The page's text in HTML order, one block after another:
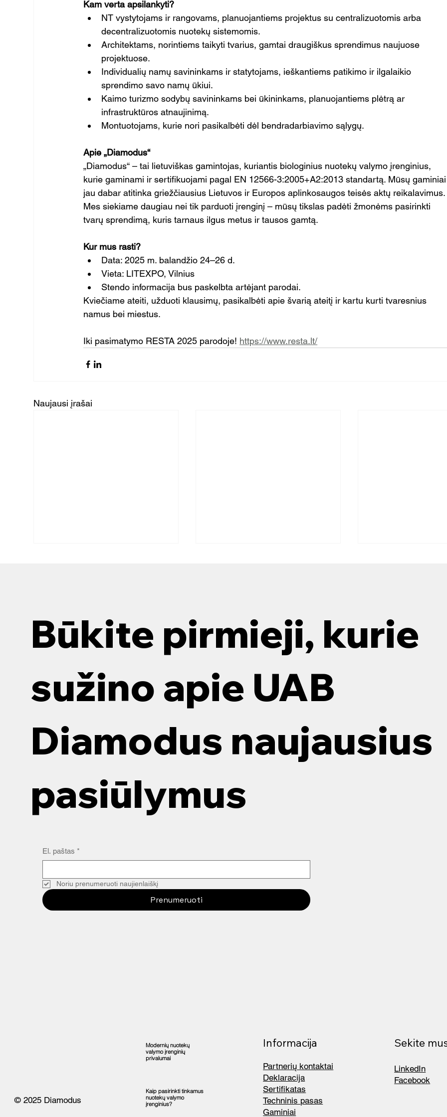
Kam verta apsilankyti?
NT vystytojams ir rangovams, planuojantiems projektus su centralizuotomis arba
decentralizuotomis nuotekų sistemomis.
Architektams, norintiems taikyti tvarius, gamtai draugiškus sprendimus naujuose
projektuose.
Individualių namų savininkams ir statytojams, ieškantiems patikimo ir ilgalaikio
sprendimo savo namų ūkiui.
Kaimo turizmo sodybų savininkams bei ūkininkams, planuojantiems plėtrą ar
infrastruktūros atnaujinimą.
Montuotojams, kurie nori pasikalbėti dėl bendradarbiavimo sąlygų.
Apie „Diamodus“
„Diamodus“ – tai lietuviškas gamintojas, kuriantis biologinius nuotekų valymo įrenginius,
kurie gaminami ir sertifikuojami pagal EN 12566-3:2005+A2:2013 standartą. Mūsų gaminiai
jau dabar atitinka griežčiausius Lietuvos ir Europos aplinkosaugos teisės aktų reikalavimus.
Mes siekiame daugiau nei tik parduoti įrenginį – mūsų tikslas padėti žmonėms pasirinkti
tvarų sprendimą, kuris tarnaus ilgus metus ir tausos gamtą.
Kur mus rasti?
Data: 2025 m. balandžio 24–26 d.
Vieta: LITEXPO, Vilnius
Stendo informacija bus paskelbta artėjant parodai.
Kviečiame ateiti, užduoti klausimų, pasikalbėti apie švarią ateitį ir kartu kurti tvaresnius
namus bei miestus.
Iki pasimatymo RESTA 2025 parodoje! https://www.resta.lt/
Naujausi įrašai
padeda tausoti gamtą. Modernūs
nuotekų...
jūsų poreikius. Nuotekų valymas
yra būtinas...
Nuotekų valymas:
Būkite pirmieji, kurie
sužino apie UAB
Diamodus naujausius
pasiūlymus
El. paštas *
Noriu prenumeruoti naujienlaiškį
Prenumeruoti
© 2025 Diamodus
Modernių nuotekų
valymo įrenginių
privalumai
Kaip pasirinkti tinkamus
nuotekų valymo
įrenginius?
Informacija
Partnerių kontaktai
Deklaracija
Sertifikatas
Techninis pasas
Gaminiai
Sekite
LinkedIn
Facebook